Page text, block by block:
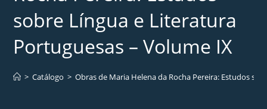
sobre Língua e Literatura
Portuguesas – Volume IX
> Catálogo > Obras de Maria Helena da Rocha Pereira: Estudos